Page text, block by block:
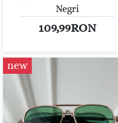
Negri
109,99RON
new